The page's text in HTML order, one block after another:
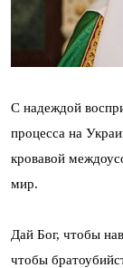
С надеждой
процесса на
кровавой
мир.
Дай Бог, чтобы
чтобы